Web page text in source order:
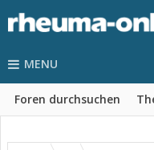
MENU
Foren durchsuchen